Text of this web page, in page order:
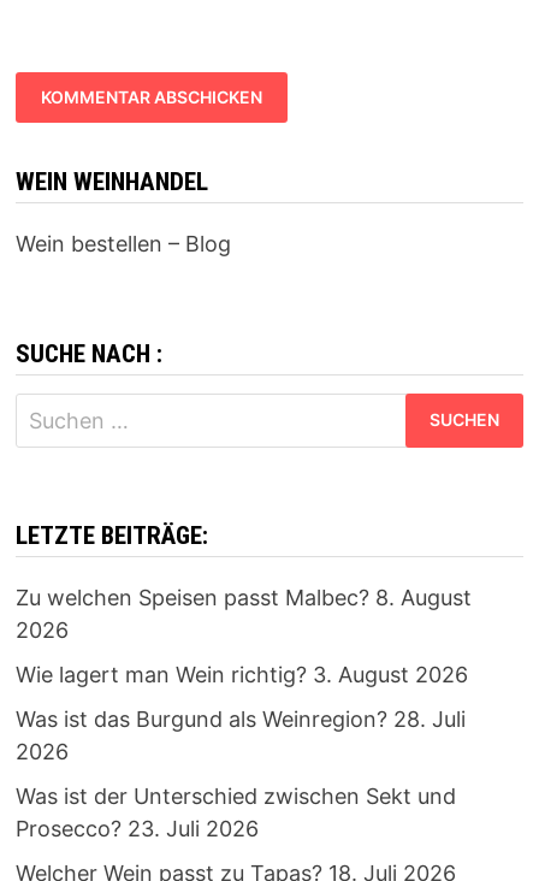
WEIN WEINHANDEL
Wein bestellen – Blog
SUCHE NACH :
Suchen
nach:
LETZTE BEITRÄGE:
Zu welchen Speisen passt Malbec? 8. August
2026
Wie lagert man Wein richtig? 3. August 2026
Was ist das Burgund als Weinregion? 28. Juli
2026
Was ist der Unterschied zwischen Sekt und
Prosecco? 23. Juli 2026
Welcher Wein passt zu Tapas? 18. Juli 2026